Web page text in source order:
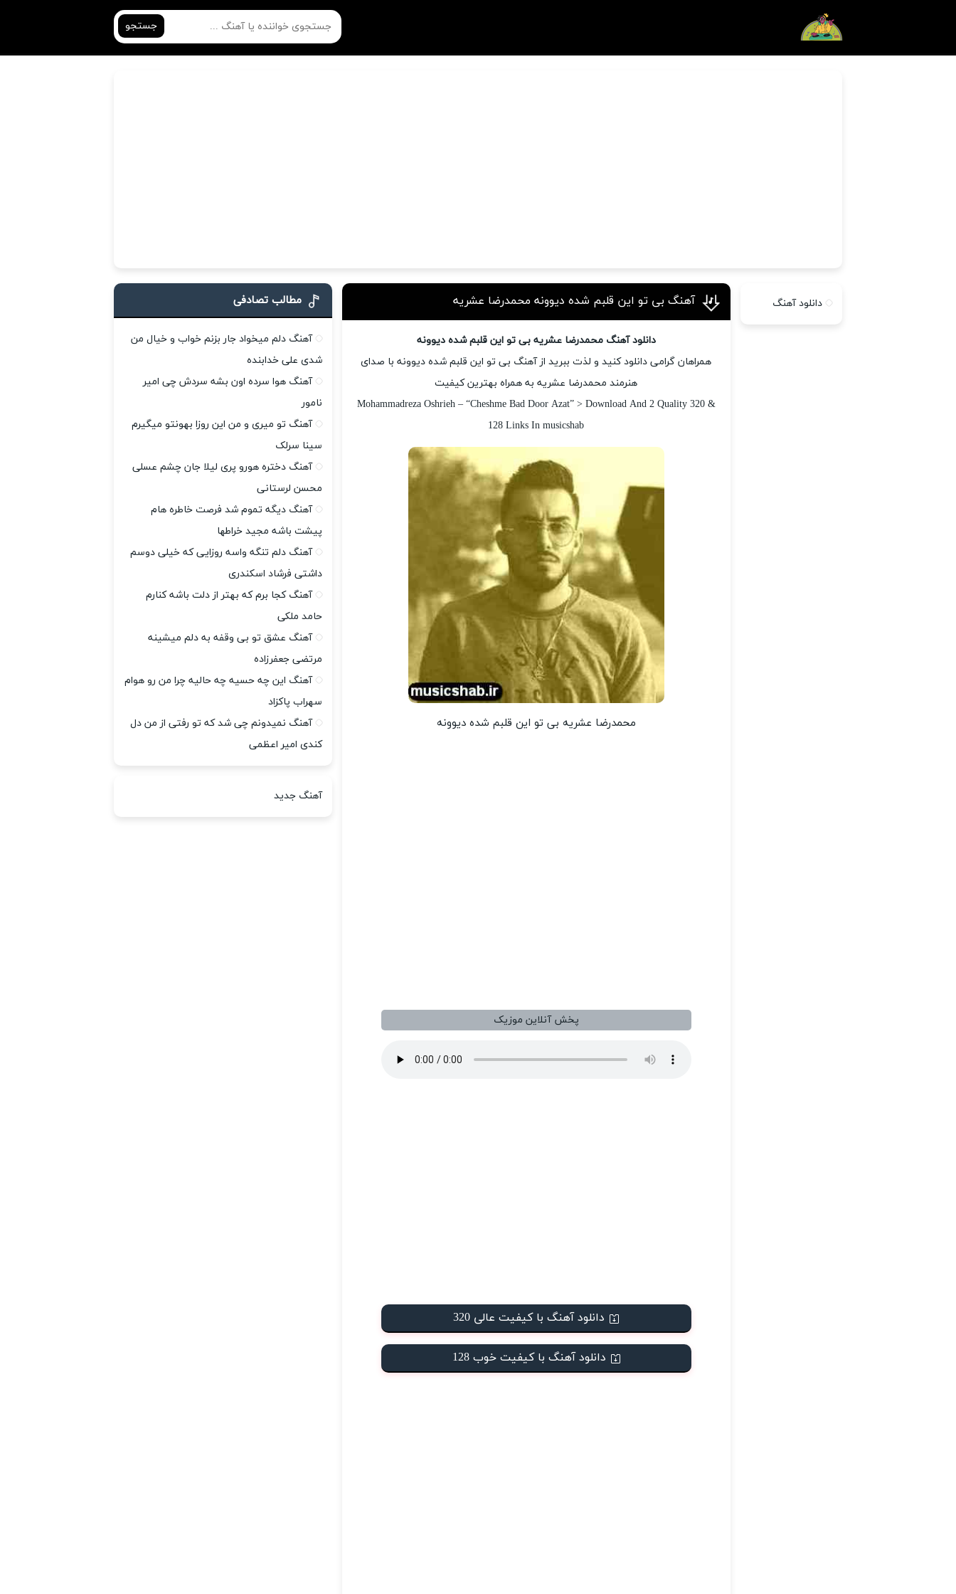
جستجو
آهنگ بی تو این قلبم شده دیوونه محمدرضا عشریه
دانلود آهنگ محمدرضا عشریه بی تو این قلبم شده دیوونه
همراهان گرامی دانلود کنید و لذت ببرید از آهنگ بی تو این قلبم شده دیوونه با صدای
هنرمند محمدرضا عشریه به همراه بهترین کیفیت
Mohammadreza Oshrieh – “Cheshme Bad Door Azat” > Download And 2 Quality 320 &
128 Links In musicshab
محمدرضا عشریه بی تو این قلبم شده دیوونه
پخش آنلاین موزیک
دانلود آهنگ با کیفیت عالی 320
دانلود آهنگ با کیفیت خوب 128
دانلود آهنگ مطالب تصادفی
آهنگ دلم میخواد جار بزنم خواب و خیال من
شدی علی خدابنده
آهنگ هوا سرده اون بشه سردش چی امیر
نامور
آهنگ تو میری و من این روزا بهونتو میگیرم
سینا سرلک
آهنگ دختره هورو پری لیلا جان چشم عسلی
محسن لرستانی
آهنگ دیگه تموم شد فرصت خاطره هام
پیشت باشه مجید خراطها
آهنگ دلم تنگه واسه روزایی که خیلی دوسم
داشتی فرشاد اسکندری
آهنگ کجا برم که بهتر از دلت باشه کنارم
حامد ملکی
آهنگ عشق تو بی وقفه به دلم میشینه
مرتضی جعفرزاده
آهنگ این چه حسیه چه حالیه چرا من رو هوام
سهراب پاکزاد
آهنگ نمیدونم چی شد که تو رفتی از من دل
کندی امیر اعظمی
آهنگ جدید